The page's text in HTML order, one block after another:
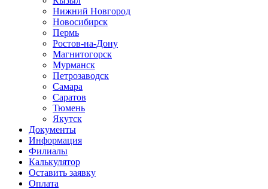
Нижний Новгород
Новосибирск
Пермь
Ростов-на-Дону
Магнитогорск
Мурманск
Петрозаводск
Самара
Саратов
Тюмень
Якутск
Документы
Информация
Филиалы
Калькулятор
Оставить заявку
Оплата